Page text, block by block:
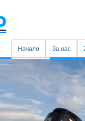
Начало За нас